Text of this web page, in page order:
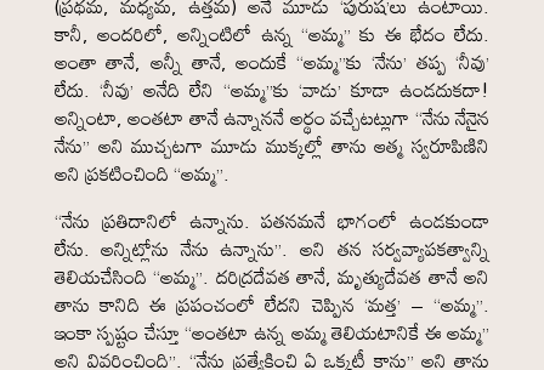
కానీ, అందరిలో, అన్నింటిలో ఉన్న “అమ్మ” కు ఈ భేదం లేదు.
అంతా తానే, అన్నీ తానే, అందుకే “అమ్మ”కు ‘నేను’ తప్ప ‘నీవు’
లేదు. ‘నీవు’ అనేది లేని “అమ్మ”కు ‘వాడు’ కూడా ఉండదుకదా!
అన్నింటా, అంతటా తానే ఉన్నాననే అర్థం వచ్చేటట్లుగా “నేను నేనైన
నేను” అని ముచ్చటగా మూడు ముక్కల్లో తాను ఆత్మ స్వరూపిణిని
అని ప్రకటించింది “అమ్మ”.
“నేను ప్రతిదానిలో ఉన్నాను. పతనమనే భాగంలో ఉండకుండా
లేను. అన్నిట్లోను నేను ఉన్నాను”. అని తన సర్వవ్యాపకత్వాన్ని
తెలియచేసింది “అమ్మ”. దరిద్రదేవత తానే, మృత్యుదేవత తానే అని
తాను కానిది ఈ ప్రపంచంలో లేదని చెప్పిన ‘మత్త’ – “అమ్మ”.
ఇంకా స్పష్టం చేస్తూ “అంతటా ఉన్న అమ్మ తెలియటానికే ఈ అమ్మ”
అని వివరించింది”. “నేను ప్రత్యేకించి ఏ ఒక్కటీ కాను” అని తాను